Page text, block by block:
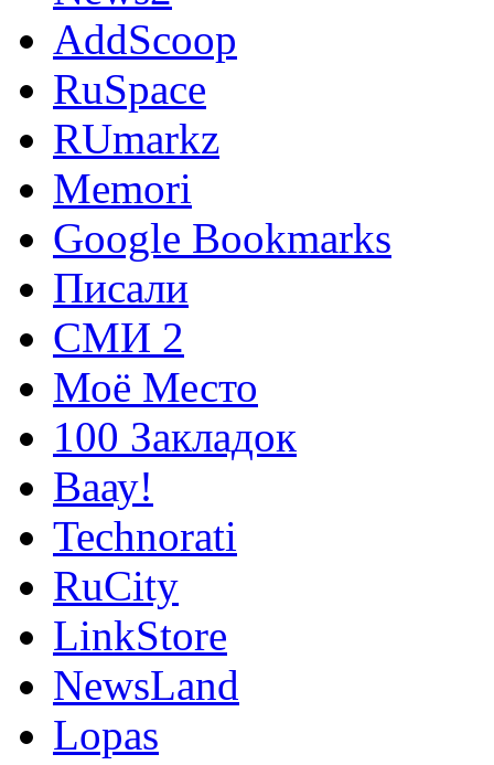
AddScoop
RuSpace
RUmarkz
Memori
Google Bookmarks
Писали
СМИ 2
Моё Место
100 Закладок
Ваау!
Technorati
RuCity
LinkStore
NewsLand
Lopas